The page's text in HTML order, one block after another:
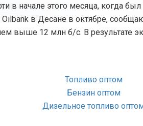
в начале этого месяца, когда
Oilbank в Десане в октябре,
выше 12 млн б/с. В результате
Топливо оптом
Бензин оптом
Дизельное топливо